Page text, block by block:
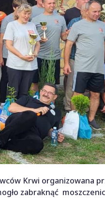
Krwi organizowana
zabraknąć